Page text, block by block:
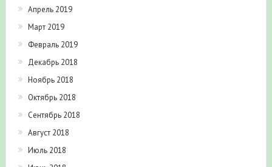
Апрель 2019
Март 2019
Февраль 2019
Декабрь 2018
Ноябрь 2018
Октябрь 2018
Сентябрь 2018
Август 2018
Июль 2018